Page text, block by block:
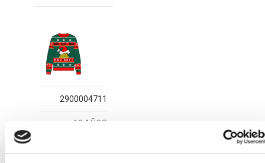
2900004711
12 AÑOS